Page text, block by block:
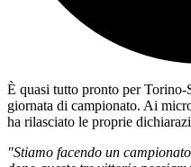
È quasi tutto pronto per Torino-
giornata di campionato. Ai
ha rilasciato le proprie
"Stiamo facendo un